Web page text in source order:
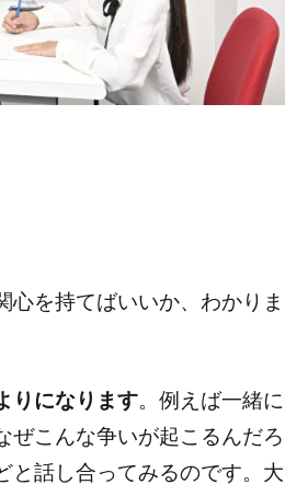
心を持てばいいか、わかりま
りになります。例えば一緒に
ぜこんな争いが起こるんだろ
と話し合ってみるのです。大